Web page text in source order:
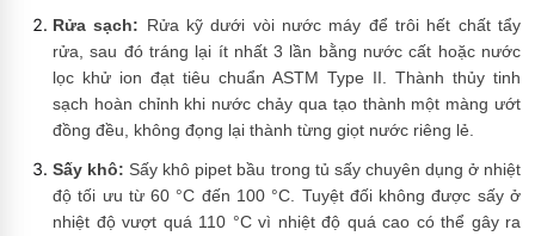
Rửa sạch: Rửa kỹ dưới vòi nước máy để trôi hết chất tẩy
rửa, sau đó tráng lại ít nhất 3 lần bằng nước cất hoặc nước
lọc khử ion đạt tiêu chuẩn ASTM Type II. Thành thủy tinh
sạch hoàn chỉnh khi nước chảy qua tạo thành một màng ướt
đồng đều, không đọng lại thành từng giọt nước riêng lẻ.
Sấy khô: Sấy khô pipet bầu trong tủ sấy chuyên dụng ở nhiệt
độ tối ưu từ 60 °C đến 100 °C. Tuyệt đối không được sấy ở
nhiệt độ vượt quá 110 °C vì nhiệt độ quá cao có thể gây ra